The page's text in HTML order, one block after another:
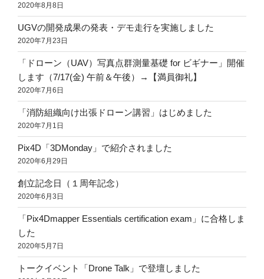
2020年8月8日
UGVの開発成果の発表・デモ走行を実施しました
2020年7月23日
「ドローン（UAV）写真点群測量基礎 for ビギナー」開催
します（7/17(金) 午前＆午後）→【満員御礼】
2020年7月6日
「消防組織向け出張ドローン講習」はじめました
2020年7月1日
Pix4D「3DMonday」で紹介されました
2020年6月29日
創立記念日（１周年記念）
2020年6月3日
「Pix4Dmapper Essentials certification exam」に合格しま
した
2020年5月7日
トークイベント「Drone Talk」で登壇しました